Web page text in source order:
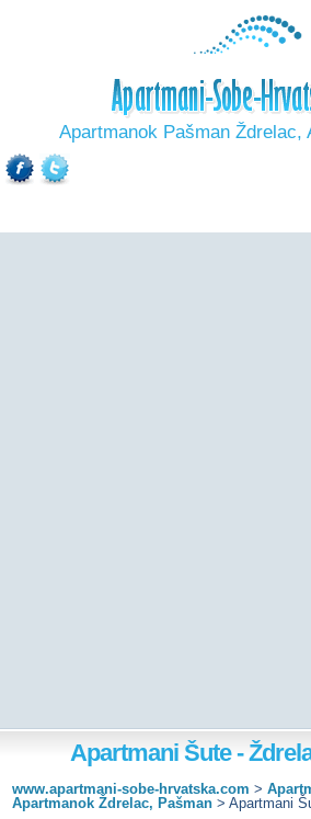
Apartmanok Pašman Ždrelac,
Apartmani Šute -
www.apartmani-sobe-hrvatska.com >
Apartmanok Ždrelac, Pašman > Apartmani